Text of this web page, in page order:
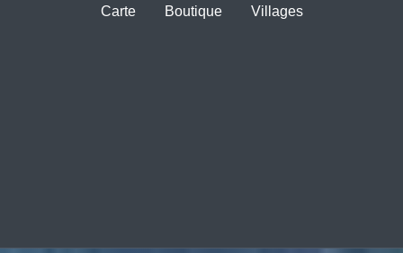
Carte Boutique Villages